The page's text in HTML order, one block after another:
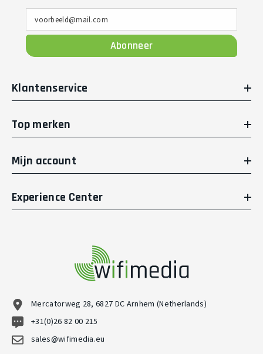
voorbeeld@mail.com
Abonneer
Klantenservice
Top merken
Mijn account
Experience Center
Mercatorweg 28, 6827 DC Arnhem (Netherlands)
+31(0)26 82 00 215
sales@wifimedia.eu